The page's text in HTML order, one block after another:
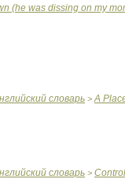
(he was dissing on my
словарь > A
словарь >